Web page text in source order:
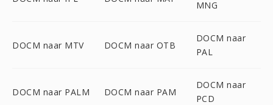
MNG
DOCM naar MTV DOCM naar OTB
DOCM naar
PAL
DOCM naar PALM DOCM naar PAM
DOCM naar
PCD